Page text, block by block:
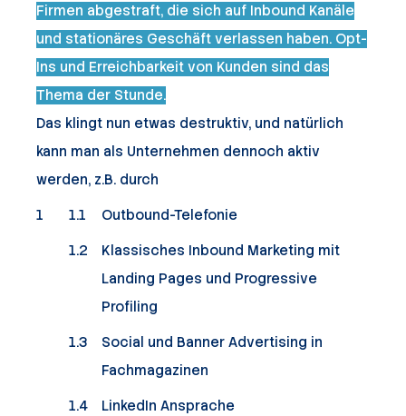
Firmen abgestraft, die sich auf Inbound Kanäle
und stationäres Geschäft verlassen haben. Opt-
Ins und Erreichbarkeit von Kunden sind das
Thema der Stunde.
Das klingt nun etwas destruktiv, und natürlich
kann man als Unternehmen dennoch aktiv
werden, z.B. durch
Outbound-Telefonie
Klassisches Inbound Marketing mit
Landing Pages und Progressive
Profiling
Social und Banner Advertising in
Fachmagazinen
LinkedIn Ansprache